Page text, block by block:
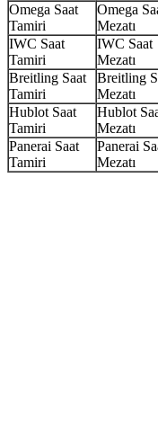
Omega Saat
Tamiri
Omega
Mezatı
IWC Saat
Tamiri
IWC Saat
Mezatı
Breitling Saat
Tamiri
Breitling
Mezatı
Hublot Saat
Tamiri
Hublot
Mezatı
Panerai Saat
Tamiri
Panerai
Mezatı